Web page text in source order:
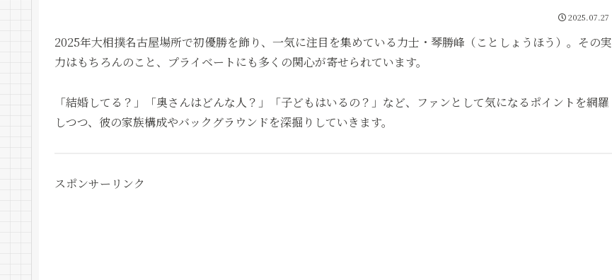
2025.07.27
2025年大相撲名古屋場所で初優勝を飾り、一気に注目を集めている力士・琴勝峰（ことしょうほう）。その実
力はもちろんのこと、プライベートにも多くの関心が寄せられています。
「結婚してる？」「奥さんはどんな人？」「子どもはいるの？」など、ファンとして気になるポイントを網羅
しつつ、彼の家族構成やバックグラウンドを深掘りしていきます。
スポンサーリンク